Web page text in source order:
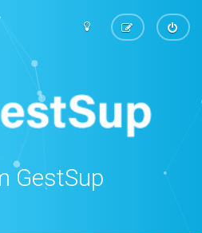
GestSup